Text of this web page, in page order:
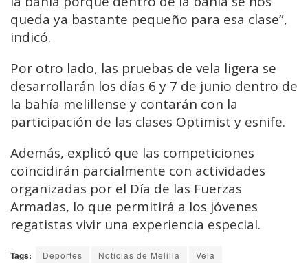
queda ya bastante pequeño para esa clase”,
indicó.
Por otro lado, las pruebas de vela ligera se
desarrollarán los días 6 y 7 de junio dentro de
la bahía melillense y contarán con la
participación de las clases Optimist y esnife.
Además, explicó que las competiciones
coincidirán parcialmente con actividades
organizadas por el Día de las Fuerzas
Armadas, lo que permitirá a los jóvenes
regatistas vivir una experiencia especial.
Tags: Deportes Noticias de Melilla Vela